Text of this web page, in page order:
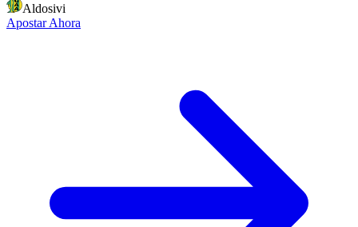
Aldosivi
Apostar Ahora